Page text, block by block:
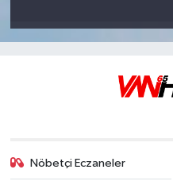
Nöbetçi Eczaneler